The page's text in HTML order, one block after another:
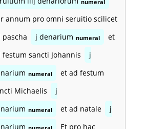
numeral
annum pro omni seruitio scilicet
pascha
j denarium numeral
et
festum sancti Johannis
j
numeral
et ad festum
Michaelis
j
numeral et ad natale
j
Et pro hac